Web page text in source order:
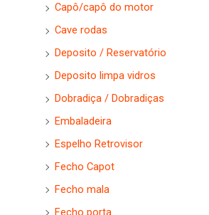
Capô/capô do motor
Cave rodas
Deposito / Reservatório
Deposito limpa vidros
Dobradiça / Dobradiças
Embaladeira
Espelho Retrovisor
Fecho Capot
Fecho mala
Fecho porta